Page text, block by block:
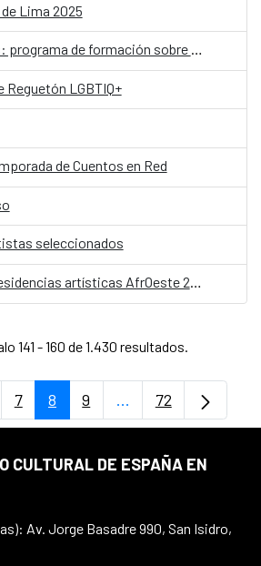
Lima 2025
Cultura para todos: programa de formación sobre accesibilidad
Reguetón LGBTIQ+
de Cuentos en Red
seleccionados
Convocatoria de residencias artísticas AfrOeste 2025
141 - 160 de 1.430 resultados.
intermedias Use TAB para
Página
7 Página
8 Página
9 ...PáginasPágina
72
CULTURAL DE ESPAÑA EN
Av. Jorge Basadre 990, San Isidro,